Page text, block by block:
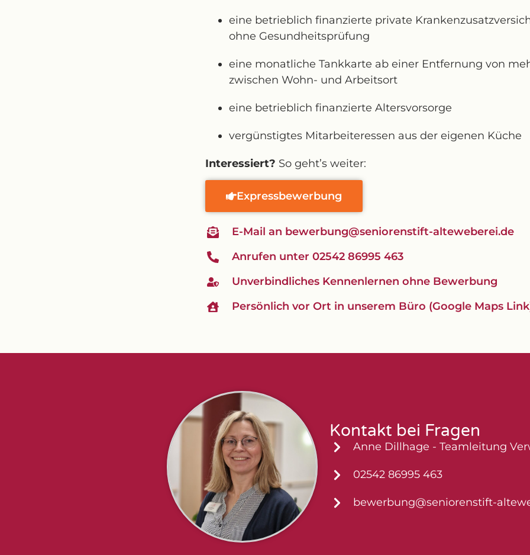
eine betrieblich finanzierte private
ohne Gesundheitsprüfung
eine monatliche Tankkarte ab einer Entfernung von
zwischen Wohn- und Arbeitsort
eine betrieblich finanzierte Altersvorsorge
vergünstigtes Mitarbeiteressen aus der eigenen Küche
Interessiert? So geht’s weiter:
Expressbewerbung
E-Mail an bewerbung@seniorenstift-alteweberei.de
Anrufen unter 02542 86995 463
Unverbindliches Kennenlernen ohne Bewerbung
Persönlich vor Ort in unserem Büro (Google Maps
Kontakt bei Fragen
Anne Dillhage - Teamleitung
02542 86995 463
bewerbung@seniorenstift-